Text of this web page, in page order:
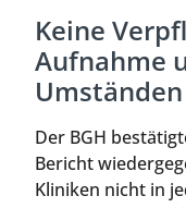
Keine
Aufnahme
Umständen
Der BGH
Bericht
Kliniken nicht in